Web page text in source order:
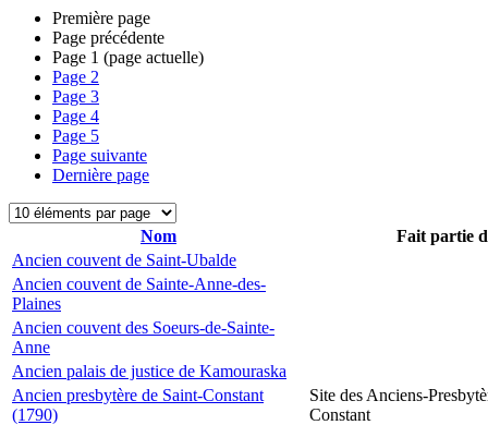
Première page
Page précédente
Page 1 (page actuelle)
Page 2
Page 3
Page 4
Page 5
Page suivante
Dernière page
Nom
Fait partie
Ancien couvent de Saint-Ubalde
Ancien couvent de Sainte-Anne-des-
Plaines
Ancien couvent des Soeurs-de-Sainte-
Anne
Ancien palais de justice de Kamouraska
Ancien presbytère de Saint-Constant
(1790)
Site des Anciens-
Constant